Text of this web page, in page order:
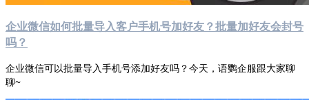
企业微信如何批量导入客户手机号加好友？批量加好友会封号
吗？
企业微信可以批量导入手机号添加好友吗？今天，语鹦企服跟大家聊
聊~